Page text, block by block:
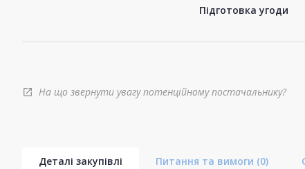
Підготовка угоди
open_in_new На що звернути увагу потенційному постачальнику?
Деталі закупівлі Питання та вимоги (0)